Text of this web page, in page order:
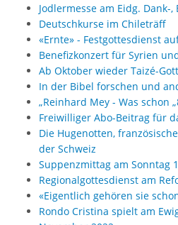
Jodlermesse am Eidg. Dank-
Deutschkurse im Chileträff
«Ernte» - Festgottesdienst
Benefizkonzert für Syrien
Ab Oktober wieder Taizé-
In der Bibel forschen und
„Reinhard Mey - Was schon
Freiwilliger Abo-Beitrag für
Die Hugenotten,
der Schweiz
Suppenzmittag am Sonntag
Regionalgottesdienst am
«Eigentlich gehören sie
Rondo Cristina spielt am